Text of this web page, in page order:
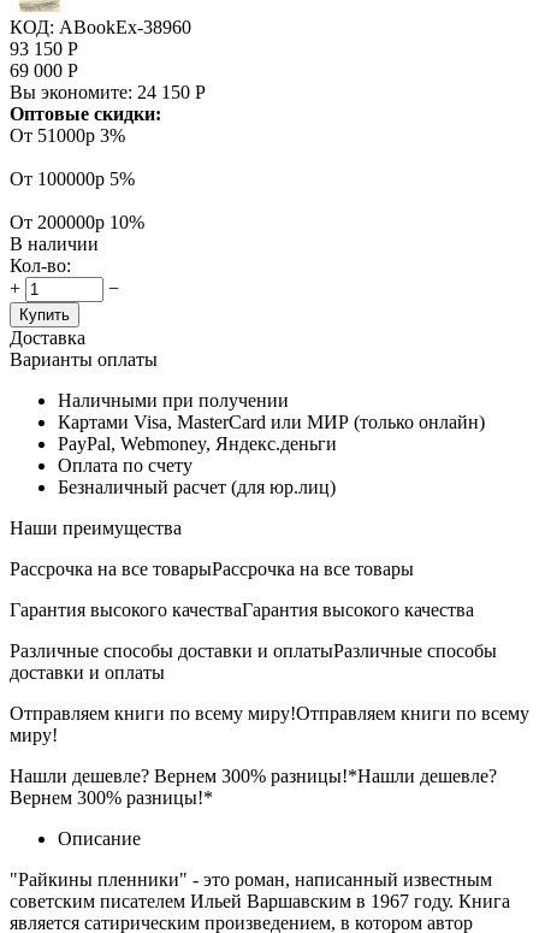
КОД: ABookEx-38960
93 150 Р
69 000 Р
Вы экономите: 24 150 Р
Оптовые скидки:
От 51000р 3%
От 100000р 5%
От 200000р 10%
В наличии
Кол-во:
+
−
Купить
Доставка
Варианты оплаты
Наличными при получении
Картами Visa, MasterCard или МИР (только онлайн)
PayPal, Webmoney, Яндекс.деньги
Оплата по счету
Безналичный расчет (для юр.лиц)
Наши преимущества
Рассрочка на все товарыРассрочка на все товары
Гарантия высокого качестваГарантия высокого качества
Различные способы доставки и оплатыРазличные способы
доставки и оплаты
Отправляем книги по всему миру!Отправляем книги по всему
миру!
Нашли дешевле? Вернем 300% разницы!*Нашли дешевле?
Вернем 300% разницы!*
Описание
"Райкины пленники" - это роман, написанный известным
советским писателем Ильей Варшавским в 1967 году. Книга
является сатирическим произведением, в котором автор